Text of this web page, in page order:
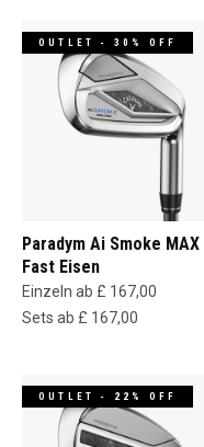
OUTLET - 30% OFF
Paradym Ai Smoke MAX
Fast Eisen
Einzeln ab £ 167,00
Sets ab £ 167,00
OUTLET - 22% OFF